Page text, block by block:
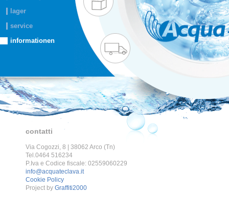
lager
service
informationen
contatti
Via Cogozzi, 8 | 38062 Arco (Tn)
Tel.0464 516234
P.Iva e Codice fiscale: 02559060229
info@acquateclava.it
Cookie Policy
Project by Graffiti2000